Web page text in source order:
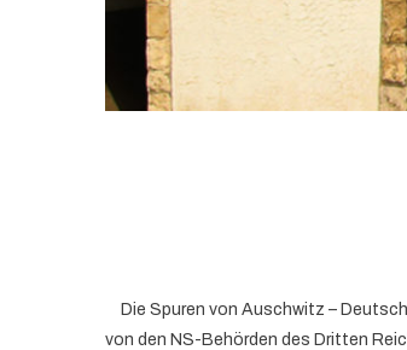
Die Spuren von Auschwitz –
von den NS-Behörden des Dritten